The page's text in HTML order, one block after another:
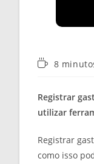
Tempo
8
Registrar
utilizar
Registrar
como isso